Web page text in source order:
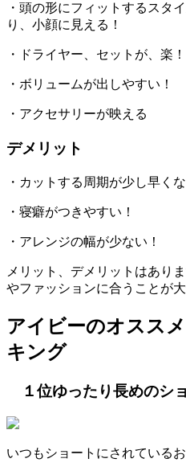
・頭の形にフィットするスタ
り、小顔に見える！
・ドライヤー、セットが、楽！
・ボリュームが出しやすい！
・アクセサリーが映える
デメリット
・カットする周期が少し早くな
・寝癖がつきやすい！
・アレンジの幅が少ない！
メリット、デメリットはあり
やファッションに合うことが
アイビーのオスス
キング
１位ゆったり長めのシ
いつもショートにされているお